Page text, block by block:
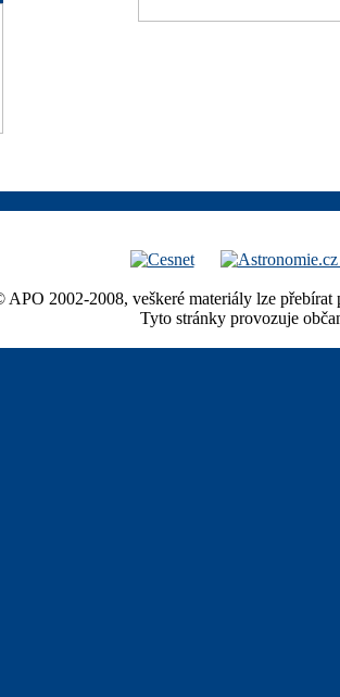
APO 2002-2008, veškeré materiály lze přebírat
Tyto stránky provozuje